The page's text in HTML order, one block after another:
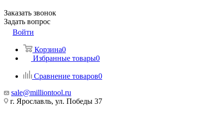
Заказать звонок
Задать вопрос
Войти
Корзина0
Избранные товары0
Сравнение товаров0
sale@milliontool.ru
г. Ярославль, ул. Победы 37